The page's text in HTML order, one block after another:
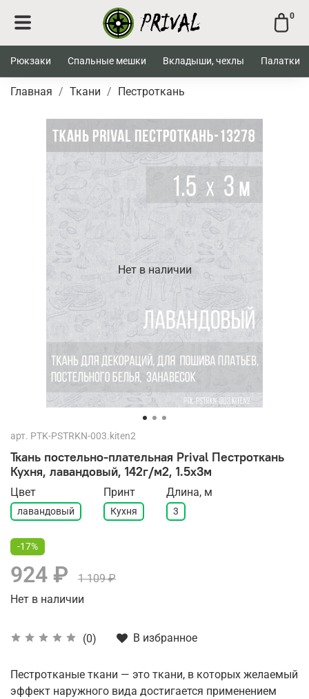
0
Рюкзаки Спальные мешки Вкладыши, чехлы Палатки
Главная Ткани Пестроткань
Нет в наличии
арт. PTK-PSTRKN-003.kiten2
Ткань постельно-плательная Prival Пестроткань
Кухня, лавандовый, 142г/м2, 1.5х3м
(0) В избранное
Цвет
лавандовый
Принт
Кухня
Длина, м
3
-17%
924 ₽
1 109 ₽
Нет в наличии
Пестротканые ткани — это ткани, в которых желаемый
эффект наружного вида достигается применением